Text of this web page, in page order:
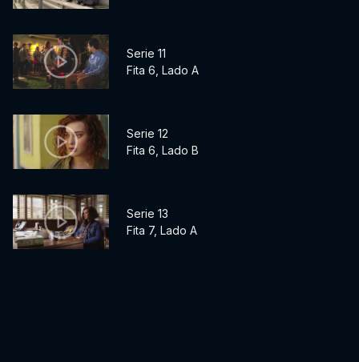
Serie 11
Fita 6, Lado A
Serie 12
Fita 6, Lado B
Serie 13
Fita 7, Lado A